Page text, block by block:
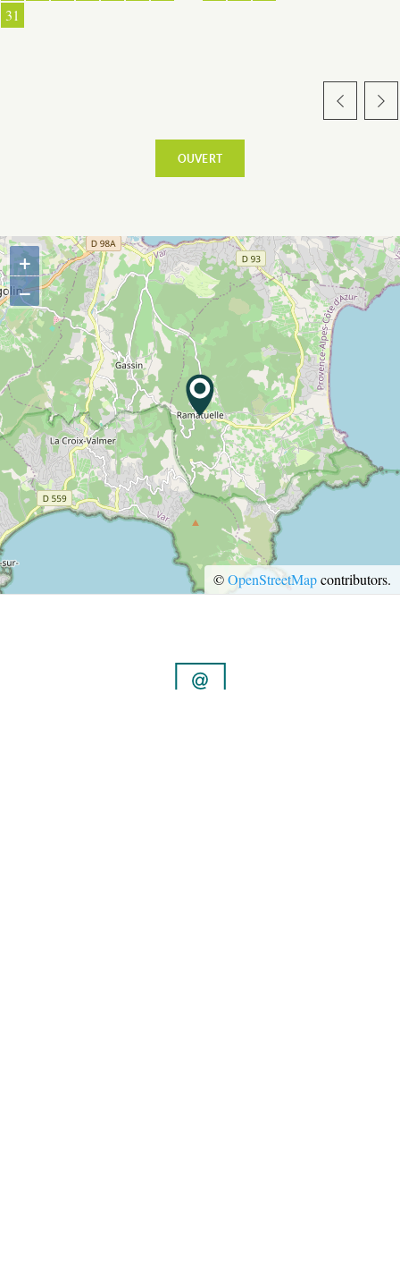
CÔTÉ VILLAGE
TERRE D’ACCUEIL
ESPACE PRO
31
OUVERT
+
−
©OpenStreetMapcontributors.